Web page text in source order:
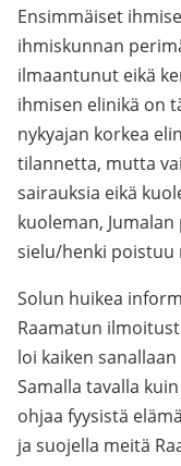
Ensimmäiset
ihmiskunnan
ilmaantunut eikä
ihmisen elinikä on
nykyajan korkea
tilannetta, mutta
sairauksia eikä
kuoleman,
sielu/henki poistuu
Solun huikea
Raamatun
loi kaiken
Samalla tavalla
ohjaa fyysistä
ja suojella meitä